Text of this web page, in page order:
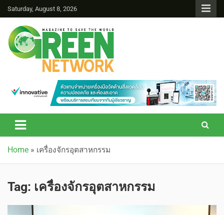
Saturday, August 8, 2026
Green Network
Home » เครื่องจักรอุตสาหกรรม
Tag: เครื่องจักรอุตสาหกรรม